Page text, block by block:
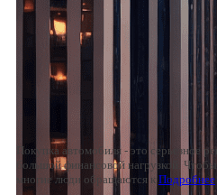
Покупка автомобиля - это серьезное
большой финансовой нагрузкой.
многие люди обращаются к Подробнее